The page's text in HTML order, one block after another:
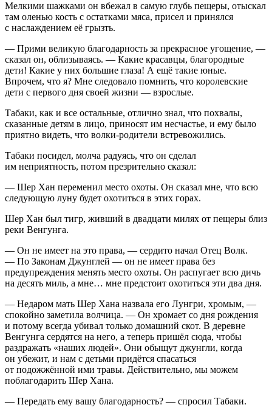
Мелкими шажками он вбежал в самую глубь пещеры, отыскал
там оленью кость с остатками мяса, присел и принялся
с наслаждением её грызть.
— Прими великую благодарность за прекрасное угощение, —
сказал он, облизываясь. — Какие красавцы, благородные
дети! Какие у них большие глаза! А ещё такие юные.
Впрочем, что я? Мне следовало помнить, что королевские
дети с первого дня своей жизни — взрослые.
Табаки, как и все остальные, отлично знал, что похвалы,
сказанные детям в лицо, приносят им несчастье, и ему было
приятно видеть, что волки-родители встревожились.
Табаки посидел, молча радуясь, что он сделал
им неприятность, потом презрительно сказал:
— Шер Хан переменил место охоты. Он сказал мне, что всю
следующую луну будет охотиться в этих горах.
Шер Хан был тигр, живший в двадцати милях от пещеры близ
реки Венгунга.
— Он не имеет на это права, — сердито начал Отец Волк.
— По Законам Джунглей — он не имеет права без
предупреждения менять место охоты. Он распугает всю дичь
на десять миль, а мне… мне предстоит охотиться эти два дня.
— Недаром мать Шер Хана назвала его Лунгри, хромым, —
спокойно заметила волчица. — Он хромает со дня рождения
и потому всегда убивал только домашний скот. В деревне
Венгунга сердятся на него, а теперь пришёл сюда, чтобы
раздражать «наших людей». Они обыщут джунгли, когда
он убежит, и нам с детьми придётся спасаться
от подожжённой ими травы. Действительно, мы можем
поблагодарить Шер Хана.
— Передать ему вашу благодарность? — спросил Табаки.